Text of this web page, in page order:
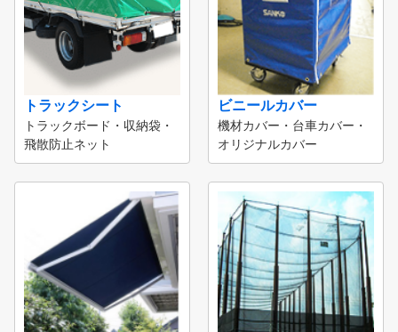
トラックシート
トラックボード・収納袋・
飛散防止ネット
ビニールカバー
機材カバー・台車カバー・
オリジナルカバー